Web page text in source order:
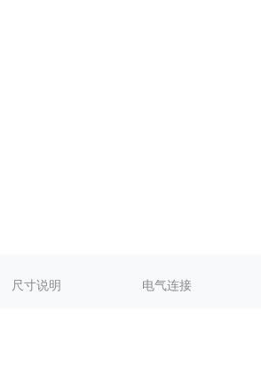
尺寸说明 电气连接